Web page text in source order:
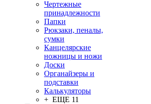
Чертежные
принадлежности
Папки
Рюкзаки, пеналы,
сумки
Канцелярские
ножницы и ножи
Доски
Органайзеры и
подставки
Калькуляторы
+ ЕЩЕ 11